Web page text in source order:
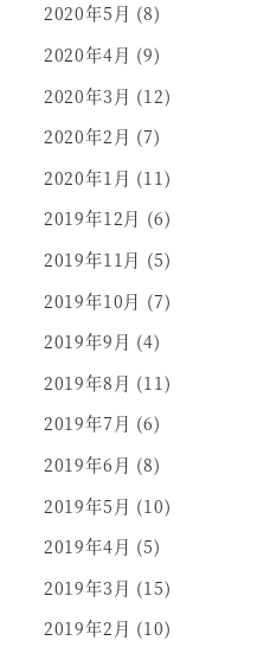
2020年5月 (8)
2020年4月 (9)
2020年3月 (12)
2020年2月 (7)
2020年1月 (11)
2019年12月 (6)
2019年11月 (5)
2019年10月 (7)
2019年9月 (4)
2019年8月 (11)
2019年7月 (6)
2019年6月 (8)
2019年5月 (10)
2019年4月 (5)
2019年3月 (15)
2019年2月 (10)